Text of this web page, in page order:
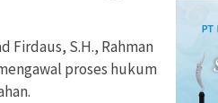
Firdaus, S.H., Rahman
proses hukum